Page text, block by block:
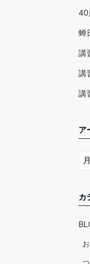
蝉
講
講
講
ア
カ